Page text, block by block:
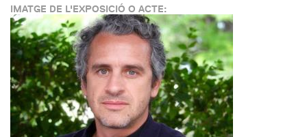
IMATGE DE L'EXPOSICIÓ O ACTE: